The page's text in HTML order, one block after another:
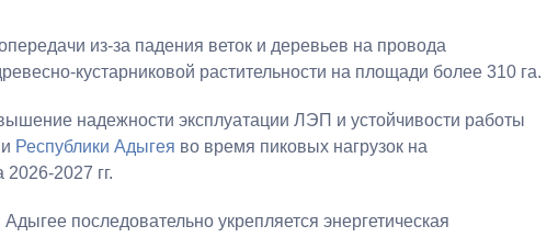
из-за падения веток и деревьев на провода
кустарниковой растительности на площади более 310 га.
надежности эксплуатации ЛЭП и устойчивости работы
Республики Адыгея во время пиковых нагрузок на
2027 гг.
последовательно укрепляется энергетическая